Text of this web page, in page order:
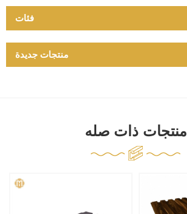
فئات
منتجات جديدة
منتجات ذات صله